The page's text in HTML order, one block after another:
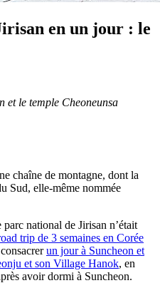
en un jour : le
et le temple Cheoneunsa
chaîne de montagne, dont la
Sud, elle-même nommée
parc national de Jirisan n’était
trip de 3 semaines en Corée
un jour à Suncheon et
et son Village Hanok, en
avoir dormi à Suncheon.